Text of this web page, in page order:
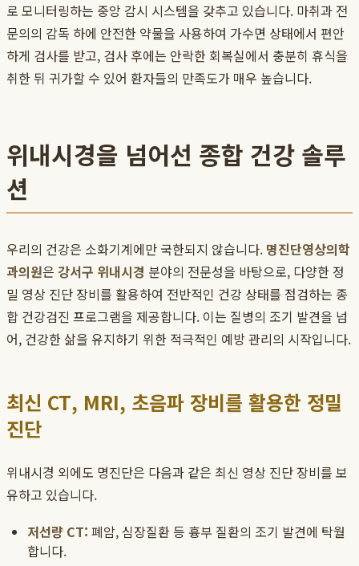
로 모니터링하는 중앙 감시 시스템을 갖추고 있습니다. 마취과 전
문의의 감독 하에 안전한 약물을 사용하여 가수면 상태에서 편안
하게 검사를 받고, 검사 후에는 안락한 회복실에서 충분히 휴식을
취한 뒤 귀가할 수 있어 환자들의 만족도가 매우 높습니다.
위내시경을 넘어선 종합 건강 솔루
션
우리의 건강은 소화기계에만 국한되지 않습니다. 명진단영상의학
과의원은 강서구 위내시경 분야의 전문성을 바탕으로, 다양한 정
밀 영상 진단 장비를 활용하여 전반적인 건강 상태를 점검하는 종
합 건강검진 프로그램을 제공합니다. 이는 질병의 조기 발견을 넘
어, 건강한 삶을 유지하기 위한 적극적인 예방 관리의 시작입니다.
최신 CT, MRI, 초음파 장비를 활용한 정밀
진단
위내시경 외에도 명진단은 다음과 같은 최신 영상 진단 장비를 보
유하고 있습니다.
저선량 CT: 폐암, 심장질환 등 흉부 질환의 조기 발견에 탁월
합니다.